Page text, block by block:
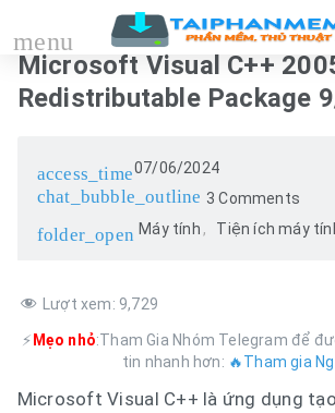
Microsoft Visual C++
Redistributable Package
access_time07/06/2024
chat_bubble_outline 3 Comments
folder_open Máy tính Tiện ích máy
Lượt xem: 9,729
⚡ Mẹo nhỏ:Tham Gia Nhóm Telegram để
tin nhanh hơn: 🔥Tham gia
Microsoft Visual C++ là ứng dụng
menu